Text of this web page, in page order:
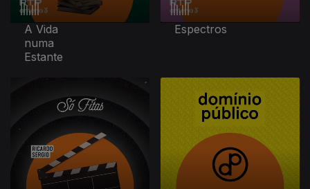
A Vida
numa
Estante
Espectros